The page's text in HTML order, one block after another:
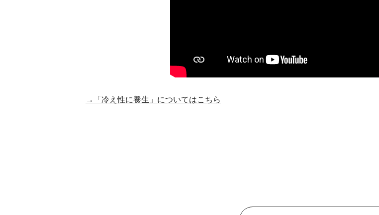
→「冷え性に養生」についてはこちら